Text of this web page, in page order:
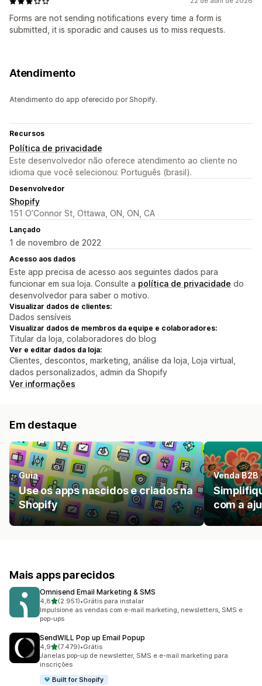
Forms are not sending notifications every time a form is
submitted, it is sporadic and causes us to miss requests.
Atendimento
Atendimento do app oferecido por Shopify.
Recursos
Política de privacidade
Este desenvolvedor não oferece atendimento ao cliente no
idioma que você selecionou: Português (brasil).
Desenvolvedor
Shopify
151 O’Connor St, Ottawa, ON, ON, CA
Lançado
1 de novembro de 2022
Acesso aos dados
Este app precisa de acesso aos seguintes dados para
funcionar em sua loja. Consulte a política de privacidade do
desenvolvedor para saber o motivo.
Visualizar dados de clientes:
Dados sensíveis
Visualizar dados de membros da equipe e colaboradores:
Titular da loja, colaboradores do blog
Ver e editar dados da loja:
Clientes, descontos, marketing, análise da loja, Loja virtual,
dados personalizados, admin da Shopify
Ver informações
Em destaque
Guia
Use os apps nascidos e criados na
Shopify
Venda B2B
com a
Mais apps parecidos
Omnisend Email Marketing & SMS
4,8de 5 estrelas
(2.951)
2951 avaliações ao todo
•Grátis para instalar
Impulsione as vendas com e-mail marketing, newsletters, SMS e
pop-ups
SendWILL Pop up Email Popup
4,9de 5 estrelas
(7.479)
7479 avaliações ao todo
•Grátis
Janelas pop-up de newsletter, SMS e e-mail marketing para
inscrições
Built for Shopify